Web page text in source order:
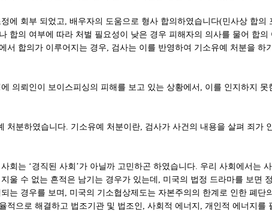
에 회부 되었고, 배우자의 도움으로 형사 합의하였습니다(민사상 합의
합의 여부에 따라 처벌 필요성이 낮은 경우 피해자의 의사를 물어 합의
서 합의가 이루어지는 경우, 검사는 이를 반영하여 기소유예 처분을 하
의뢰인이 보이스피싱의 피해를 보고 있는 상황에서, 이를 인지하지 못
처분하였습니다. 기소유예 처분이란, 검사가 사건의 내용을 살펴 죄가
회는 ‘경직된 사회’가 아닐까 고민하곤 하였습니다. 우리 사회에서는
울 수 없는 흔적은 남기는 경우가 있는데, 미국의 법정 드라마를 보면
는 경우를 보며, 미국의 기소협상제도는 자본주의의 한계로 인한 폐단
적으로 해결하고 법조기관 및 법조인, 사회적 에너지, 개인적 에너지를